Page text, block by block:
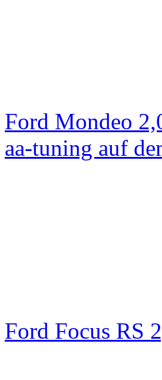
Ford Mondeo
aa-tuning auf
Ford Focus RS